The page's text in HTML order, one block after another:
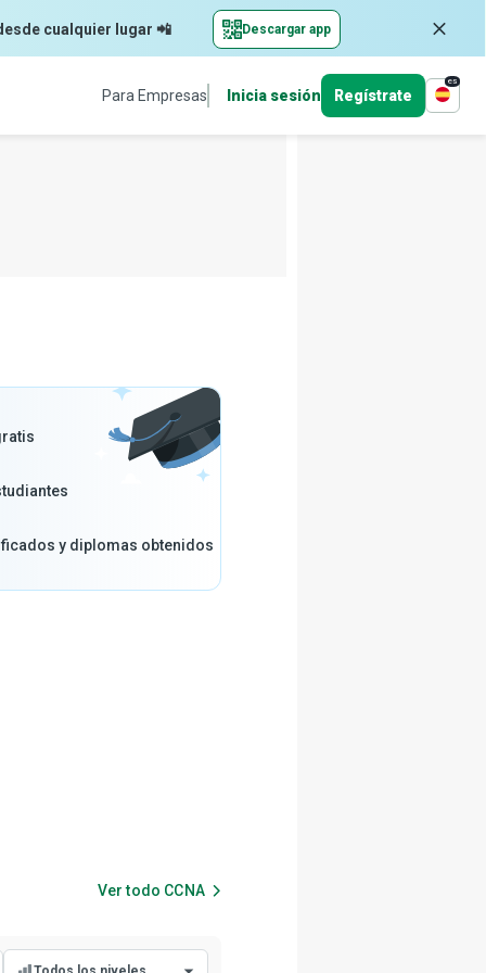
cualquier lugar 📲 Descargar app
Para Empresas Inicia sesión Regístrate
es
y diplomas obtenidos
Ver todo CCNA